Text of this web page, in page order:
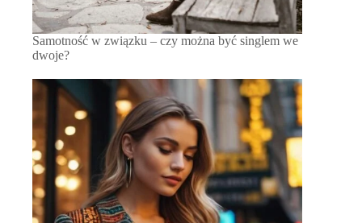
Samotność w związku – czy można być singlem we
dwoje?